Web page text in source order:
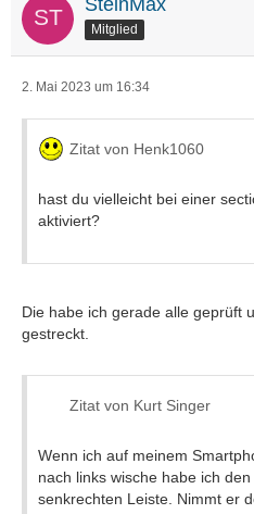
SteinMax
Mitglied
2. Mai 2023 um 16:34
Zitat von Henk1060
hast du vielleicht bei einer
aktiviert?
Die habe ich gerade alle geprüft
gestreckt.
Zitat von Kurt Singer
Wenn ich auf meinem
nach links wische habe ich
senkrechten Leiste. Nimmt er